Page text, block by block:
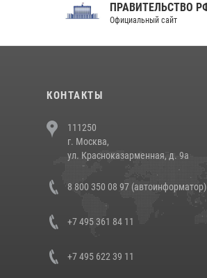
ПРАВИТЕЛЬСТВО РФ
Официальный сайт
КОНТАКТЫ
111250
г. Москва,
ул. Красноказарменная, д. 9а
8 800 350 08 97 (автоинформатор)
+7 495 361 84 11
+7 495 622 39 11